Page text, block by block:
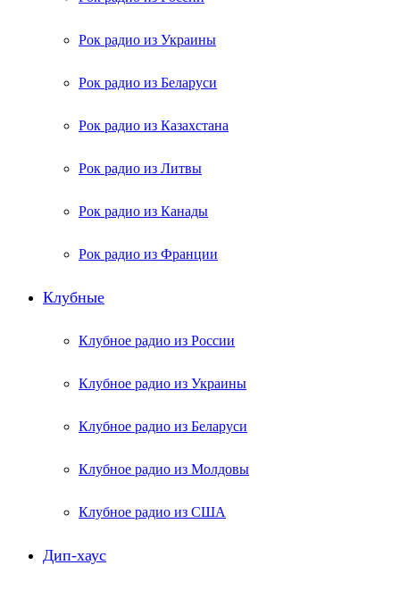
Рок радио из Украины
Рок радио из Беларуси
Рок радио из Казахстана
Рок радио из Литвы
Рок радио из Канады
Рок радио из Франции
Клубные
Клубное радио из России
Клубное радио из Украины
Клубное радио из Беларуси
Клубное радио из Молдовы
Клубное радио из США
Дип-хаус